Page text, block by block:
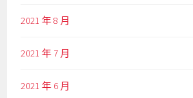
2021 年 8 月
2021 年 7 月
2021 年 6 月